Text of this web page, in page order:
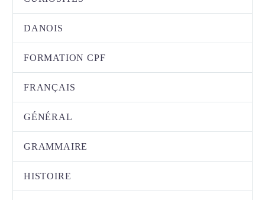
DANOIS
FORMATION CPF
FRANÇAIS
GÉNÉRAL
GRAMMAIRE
HISTOIRE